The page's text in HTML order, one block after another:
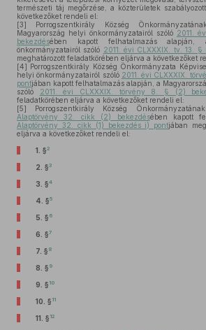
természeti táj megőrzése, a közterületek
következőket rendeli el:
[3] Porrogszentkirály Község
Magyarország helyi önkormányzatairól szóló 2011.
bekezdésében kapott felhatalmazás alapján,
önkormányzatairól szóló 2011. évi CLXXXIX. tv. 13. §
meghatározott feladatkörében eljárva a következőket
[4] Porrogszentkirály Község Önkormányzata
helyi önkormányzatairól szóló 2011. évi CLXXXIX.
pontjában kapott felhatalmazás alapján, a
szóló
2011. évi CLXXXIX. törvény 8. § (2)
feladatkörében eljárva a következőket rendeli el:
[5] Porrogszentkirály Község
Alaptörvény 32. cikk (2) bekezdésében kapott
Alaptörvény 32. cikk (1) bekezdés i) pontjában
eljárva a következőket rendeli el:
1. §2
2. §3
3. §4
4. §5
5. § 6
6. §7
7. § 8
8. § 9
9. § 10
10. § 11
11. § 12